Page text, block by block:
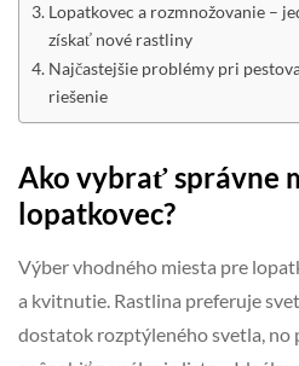
Lopatkovec a rozmnožovanie –
získať nové rastliny
Najčastejšie problémy pri
riešenie
Ako vybrať správne
lopatkovec?
Výber vhodného miesta pre
a kvitnutie. Rastlina preferuje
dostatok rozptýleného svetla, no